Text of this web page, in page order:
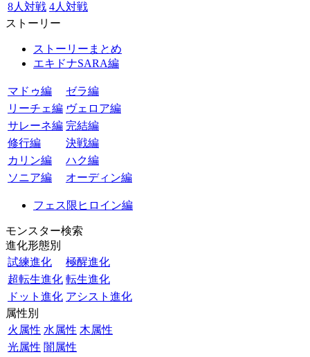
8人対戦 4人対戦
ストーリー
ストーリーまとめ
エキドナSARA編
マドゥ編
ゼラ編
リーチェ編 ヴェロア編
サレーネ編 完結編
修行編
決戦編
カリン編
ハク編
ソニア編
オーディン編
フェス限ヒロイン編
モンスター検索
進化形態別
試練進化
極醒進化
超転生進化 転生進化
ドット進化 アシスト進化
属性別
火属性 水属性 木属性
光属性 闇属性